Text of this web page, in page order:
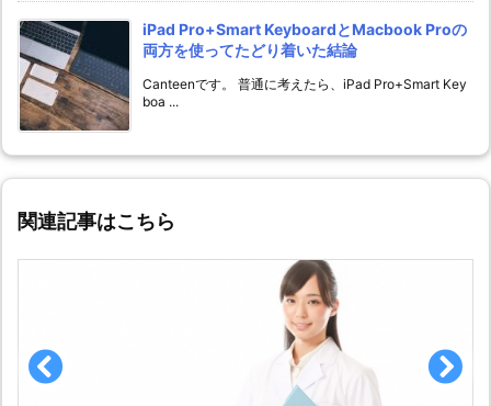
iPad Pro+Smart KeyboardとMacbook Proの
両方を使ってたどり着いた結論
Canteenです。 普通に考えたら、iPad Pro+Smart Key
boa ...
関連記事はこちら